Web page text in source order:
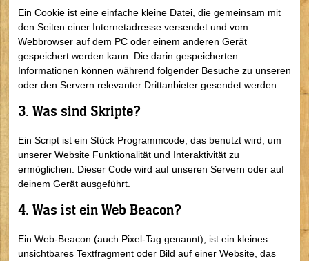
Ein Cookie ist eine einfache kleine Datei, die gemeinsam mit
den Seiten einer Internetadresse versendet und vom
Webbrowser auf dem PC oder einem anderen Gerät
gespeichert werden kann. Die darin gespeicherten
Informationen können während folgender Besuche zu unseren
oder den Servern relevanter Drittanbieter gesendet werden.
3. Was sind Skripte?
Ein Script ist ein Stück Programmcode, das benutzt wird, um
unserer Website Funktionalität und Interaktivität zu
ermöglichen. Dieser Code wird auf unseren Servern oder auf
deinem Gerät ausgeführt.
4. Was ist ein Web Beacon?
Ein Web-Beacon (auch Pixel-Tag genannt), ist ein kleines
unsichtbares Textfragment oder Bild auf einer Website, das